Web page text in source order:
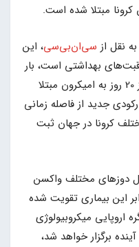
نقل از سی‌ان‌بی‌سی، این
بهداشتی است، بار
اول به واریانت دلتا و بار دوم پس از 20 روز به امیکرون مبتلا
جدید از فاصله زمانی
کرونا در جهان ثبت
دوزهای مختلف واکسن
این بیماری تقویت شده
اروپایی میکروبیولوژی
برگزار خواهد شد،